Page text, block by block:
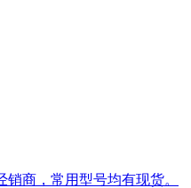
销商，常用型号均有现货。